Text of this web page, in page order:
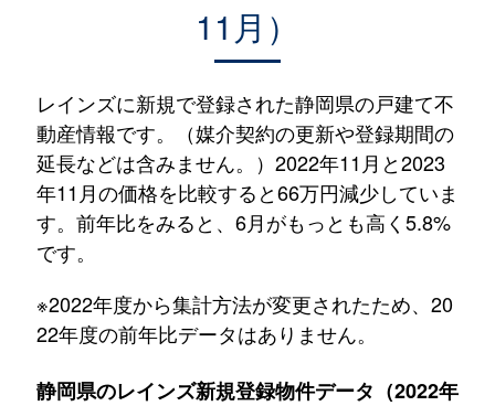
11月）
レインズに新規で登録された静岡県の戸建て不
動産情報です。（媒介契約の更新や登録期間の
延長などは含みません。）2022年11月と2023
年11月の価格を比較すると66万円減少していま
す。前年比をみると、6月がもっとも高く5.8%
です。
※2022年度から集計方法が変更されたため、20
22年度の前年比データはありません。
静岡県のレインズ新規登録物件データ（2022年11